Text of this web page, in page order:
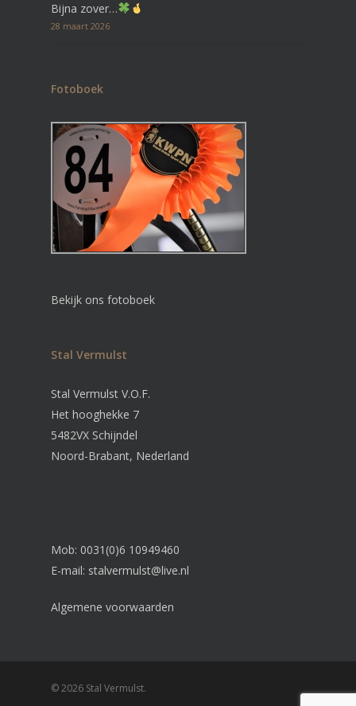
Bijna zover…
28 maart 2026
Fotoboek
Bekijk ons fotoboek
Stal Vermulst
Stal Vermulst V.O.F.
Het hooghekke 7
5482VX Schijndel
Noord-Brabant, Nederland
Mob: 0031(0)6 10949460
E-mail: stalvermulst@live.nl
Algemene voorwaarden
© 2026 Stal Vermulst.